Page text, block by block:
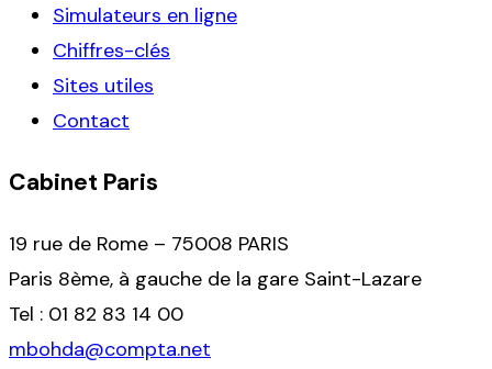
Simulateurs en ligne
Chiffres-clés
Sites utiles
Contact
Cabinet Paris
19 rue de Rome – 75008 PARIS
Paris 8ème, à gauche de la gare Saint-Lazare
Tel : 01 82 83 14 00
mbohda@compta.net